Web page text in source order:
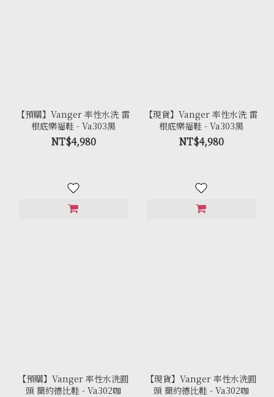
【預購】Vanger 率性水洗 雷
根底樂福鞋 - Va303黑
NT$4,980
【現貨】Vanger 率性水洗 雷
根底樂福鞋 - Va303黑
NT$4,980
【預購】Vanger 率性水洗圓
頭 簡約德比鞋 - Va302咖
【現貨】Vanger 率性水洗圓
頭 簡約德比鞋 - Va302咖